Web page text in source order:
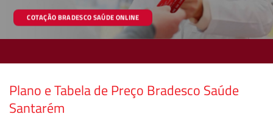
COTAÇÃO BRADESCO SAÚDE ONLINE
Plano e Tabela de Preço Bradesco Saúde
Santarém